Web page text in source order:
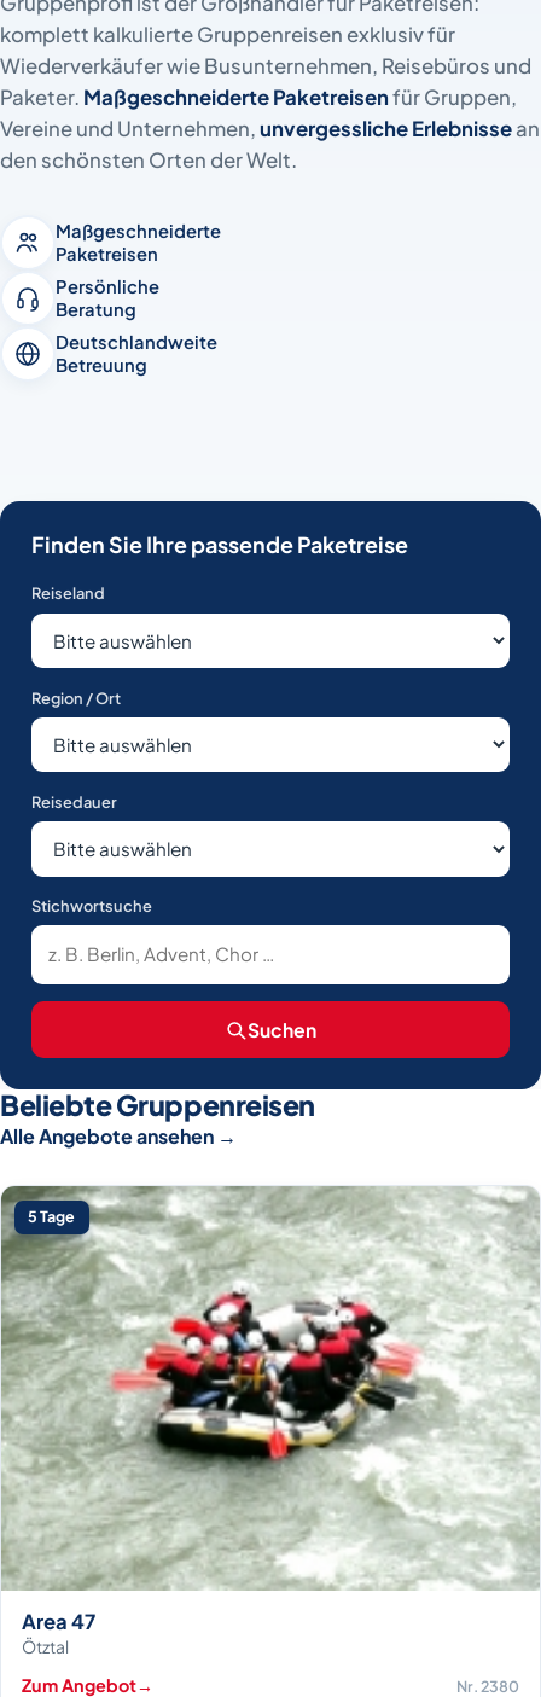
komplett kalkulierte Gruppenreisen exklusiv für
Wiederverkäufer wie Busunternehmen, Reisebüros und
Paketer. Maßgeschneiderte Paketreisenfür Gruppen,
Vereine und Unternehmen,unvergessliche Erlebnissean
den schönsten Orten der Welt.
Maßgeschneiderte
Paketreisen
Persönliche
Beratung
Deutschlandweite
Betreuung
Finden Sie Ihre passende Paketreise
Reiseland
Region / Ort
Reisedauer
Stichwortsuche
Suchen
Beliebte Gruppenreisen
Alle Angebote ansehen →
5 Tage
Area 47
Ötztal
Zum Angebot→ Nr. 2380